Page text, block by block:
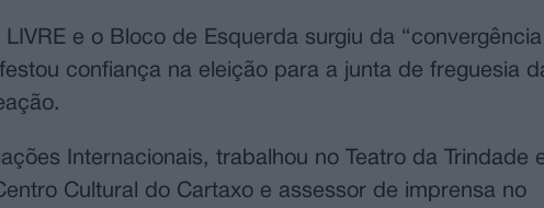
e o Bloco de Esquerda surgiu da
confiança na eleição para a junta de freguesia
Internacionais, trabalhou no Teatro da Trindade
Cultural do Cartaxo e assessor de imprensa no